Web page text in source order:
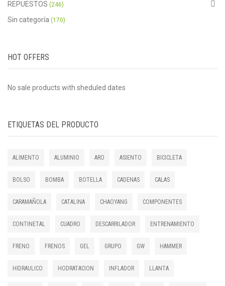
REPUESTOS (246)
Sin categoría (170)
HOT OFFERS
No sale products with sheduled dates
ETIQUETAS DEL PRODUCTO
ALIMENTO ALUMINIO ARO ASIENTO BICICLETA
BOLSO BOMBA BOTELLA CADENAS CALAS
CARAMAÑOLA CATALINA CHAOYANG COMPONENTES
CONTINETAL CUADRO DESCARRILADOR ENTRENAMIENTO
FRENO FRENOS GEL GRUPO GW HAMMER
HIDRAULICO HODRATACION INFLADOR LLANTA